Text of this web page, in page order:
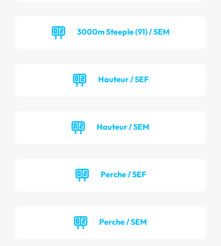
3000m Steeple (91) / SEM
Hauteur / SEF
Hauteur / SEM
Perche / SEF
Perche / SEM